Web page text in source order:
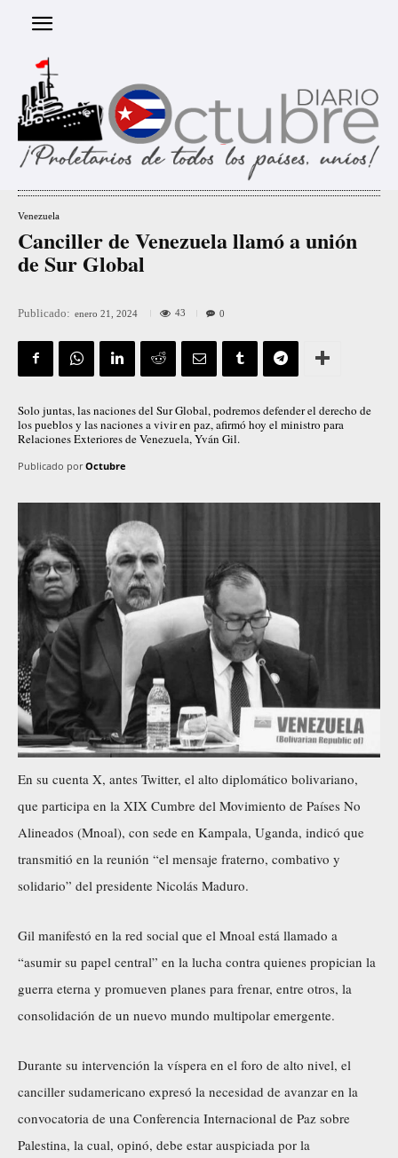
Venezuela
Canciller de Venezuela llamó a unión
de Sur Global
Publicado: enero 21, 2024 43 0
Solo juntas, las naciones del Sur Global, podremos defender el derecho de
los pueblos y las naciones a vivir en paz, afirmó hoy el ministro para
Relaciones Exteriores de Venezuela, Yván Gil.
Publicado por Octubre
En su cuenta X, antes Twitter, el alto diplomático bolivariano,
que participa en la XIX Cumbre del Movimiento de Países No
Alineados (Mnoal), con sede en Kampala, Uganda, indicó que
transmitió en la reunión “el mensaje fraterno, combativo y
solidario” del presidente Nicolás Maduro.
Gil manifestó en la red social que el Mnoal está llamado a
“asumir su papel central” en la lucha contra quienes propician la
guerra eterna y promueven planes para frenar, entre otros, la
consolidación de un nuevo mundo multipolar emergente.
Durante su intervención la víspera en el foro de alto nivel, el
canciller sudamericano expresó la necesidad de avanzar en la
convocatoria de una Conferencia Internacional de Paz sobre
Palestina, la cual, opinó, debe estar auspiciada por la